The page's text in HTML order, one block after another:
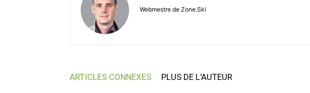
Webmestre de Zone.Ski
ARTICLES CONNEXES PLUS DE L'AUTEUR